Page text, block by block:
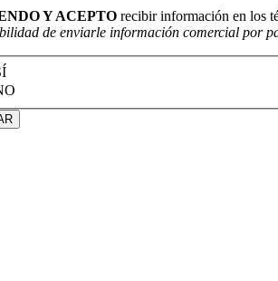
Y ACEPTOrecibir información en los
de enviarle información comercial por